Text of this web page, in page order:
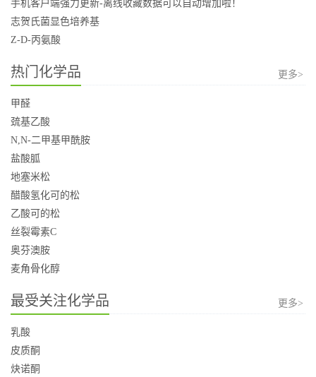
手机客户端强力更新-离线收藏数据可以自动增加啦！
志贺氏菌显色培养基
Z-D-丙氨酸
热门化学品 更多>
甲醛
巯基乙酸
N,N-二甲基甲酰胺
盐酸胍
地塞米松
醋酸氢化可的松
乙酸可的松
丝裂霉素C
奥芬澳胺
麦角骨化醇
最受关注化学品 更多>
乳酸
皮质酮
炔诺酮